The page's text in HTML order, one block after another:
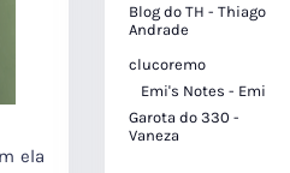
ela
Blog do TH - Thiago
Andrade
clucoremo
Emi's Notes - Emi
Garota do 330 -
Vaneza